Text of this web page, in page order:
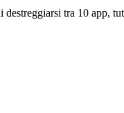
destreggiarsi tra 10 app,